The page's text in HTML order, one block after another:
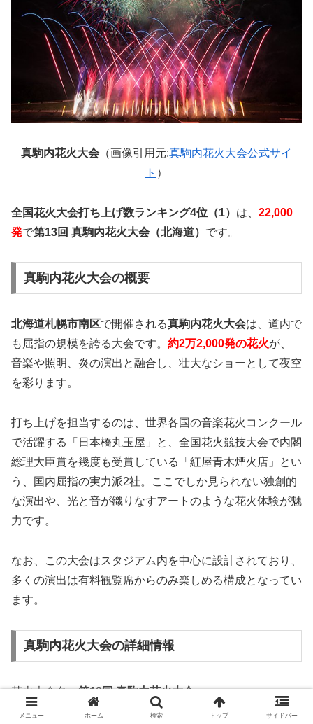
真駒内花火大会 （画像引用元:真駒内花火大会公式サイ
ト ）
全国花火大会打ち上げ数ランキング4位（1） は、 22,000
発で第13回 真駒内花火大会（北海道） です。
真駒内花火大会の概要
北海道札幌市南区で開催される真駒内花火大会は、道内で
も屈指の規模を誇る大会です。 約2万2,000発の花火が、
音楽や照明、炎の演出と融合し、壮大なショーとして夜空
を彩ります。
打ち上げを担当するのは、世界各国の音楽花火コンクール
で活躍する「日本橋丸玉屋」と、全国花火競技大会で内閣
総理大臣賞を幾度も受賞している「紅屋青木煙火店」とい
う、国内屈指の実力派2社。ここでしか見られない独創的
な演出や、光と音が織りなすアートのような花火体験が魅
力です。
なお、この大会はスタジアム内を中心に設計されており、
多くの演出は有料観覧席からのみ楽しめる構成となってい
ます。
真駒内花火大会の詳細情報
花火大会名：第13回 真駒内花火大会
開催日：
2025年7月12日(土)
メニュー ホーム 検索 トップ サイドバー